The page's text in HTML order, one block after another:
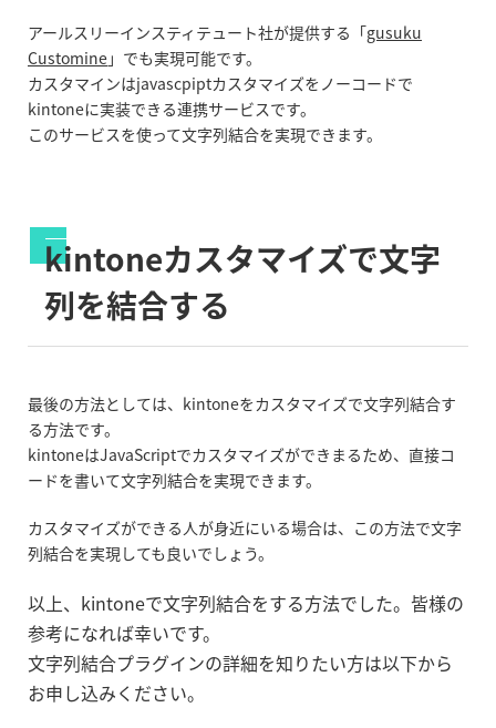
アールスリーインスティテュート社が提供する「gusuku
Customine」でも実現可能です。
カスタマインはjavascpiptカスタマイズをノーコードで
kintoneに実装できる連携サービスです。
このサービスを使って文字列結合を実現できます。
kintoneカスタマイズで文字
列を結合する
最後の方法としては、kintoneをカスタマイズで文字列結合す
る方法です。
kintoneはJavaScriptでカスタマイズができまるため、直接コ
ードを書いて文字列結合を実現できます。
カスタマイズができる人が身近にいる場合は、この方法で文字
列結合を実現しても良いでしょう。
以上、kintoneで文字列結合をする方法でした。皆様の
参考になれば幸いです。
文字列結合プラグインの詳細を知りたい方は以下から
お申し込みください。